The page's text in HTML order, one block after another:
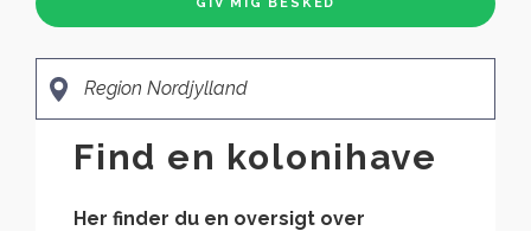
Region Nordjylland
Find en kolonihave
Her finder du en oversigt over